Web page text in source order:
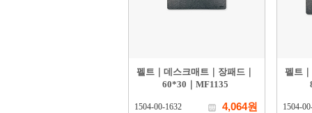
펠트｜데스크매트｜장패드｜
60*30｜MF1135
1504-00-1632 4,064원
펠트
1504-